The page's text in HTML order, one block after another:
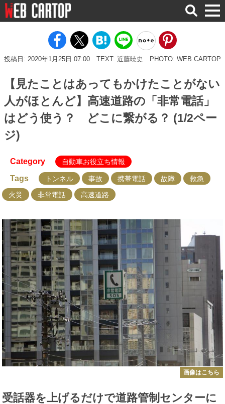
検
索
投稿日: 2020年1月25日 07:00 TEXT: 近藤暁史 PHOTO: WEB CARTOP
【見たことはあってもかけたことがない
人がほとんど】高速道路の「非常電話」
はどう使う？ どこに繋がる？ (1/2ペー
ジ)
Category 自動車お役立ち情報
Tags トンネル 事故 携帯電話 故障
救急
火災
非常電話 高速道路
画像はこちら
受話器を上げるだけで道路管制センターに